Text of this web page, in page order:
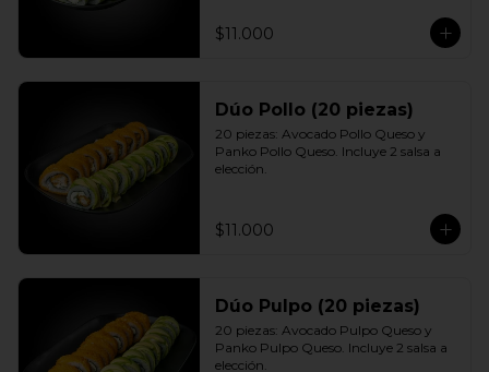
$11.000
Dúo Pollo (20 piezas)
20 piezas: Avocado Pollo Queso y
Panko Pollo Queso. Incluye 2 salsa a
elección.
$11.000
Dúo Pulpo (20 piezas)
20 piezas: Avocado Pulpo Queso y
Panko Pulpo Queso. Incluye 2 salsa a
elección.